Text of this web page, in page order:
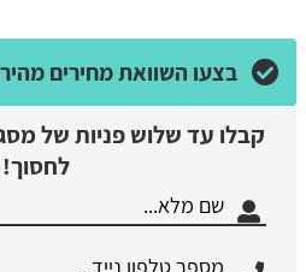
בצעו השוואת מחירים
קבלו עד שלוש פניות של
לחסוך!